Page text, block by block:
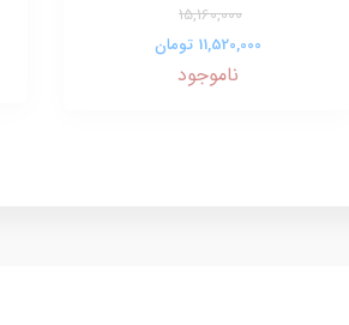
15,160,000
11,520,000 تومان
ناموجود